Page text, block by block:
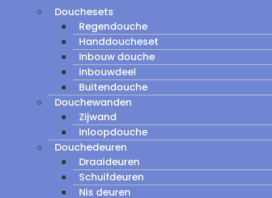
Douchesets
Regendouche
Handdoucheset
Inbouw douche
inbouwdeel
Buitendouche
Douchewanden
Zijwand
Inloopdouche
Douchedeuren
Draaideuren
Schuifdeuren
Nis deuren